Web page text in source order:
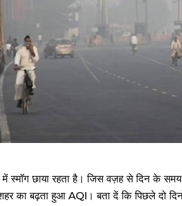
स्मॉग छाया रहता है। जिस वज़ह से दिन के
का बढ़ता हुआ AQI। बता दें कि पिछले दो